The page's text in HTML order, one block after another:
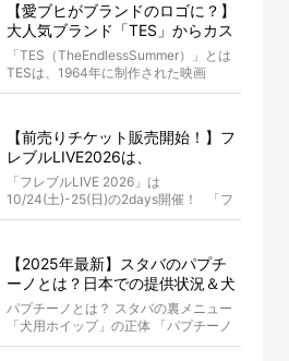
【愛ブヒがブランドのロゴに？】
大人気ブランド「TES」からカス
タムオーダーが誕生！
「TES（TheEndlessSummer）」とは
TESは、1964年に制作された映画
『The...
【前売りチケット販売開始！】フ
レブルLIVE2026は、
10/24(土)-25(日)開催！フレブル
だらけのキャンプ・前夜祭・バス
プランも新登場!?
「フレブルLIVE 2026」は
10/24(土)-25(日)の2days開催！ 「フ
レブルLIV...
【2025年最新】スタバのパプチ
ーノとは？日本での提供状況＆犬
同伴OK店舗一覧も紹介！
パプチーノとは？ スタバの裏メニュー
「犬用ホイップ」の正体 「パプチーノ
（Puppuccino）」とは、紙コッ...